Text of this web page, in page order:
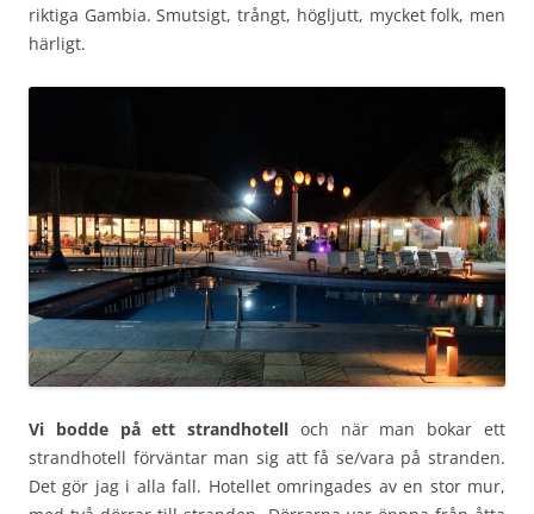
riktiga Gambia. Smutsigt, trångt, högljutt, mycket folk, men
härligt.
Vi bodde på ett strandhotell och när man bokar ett
strandhotell förväntar man sig att få se/vara på stranden.
Det gör jag i alla fall. Hotellet omringades av en stor mur,